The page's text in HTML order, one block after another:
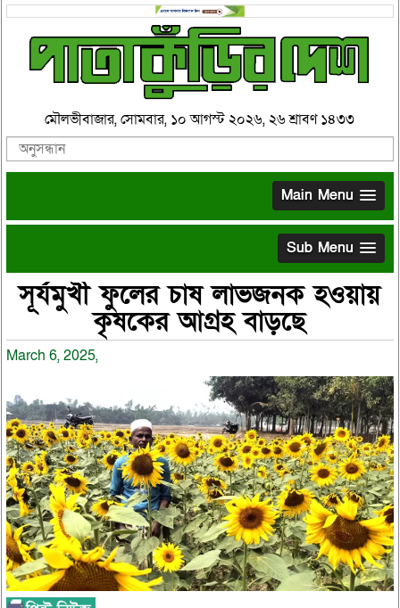
মৌলভীবাজার, সোমবার, ১০ আগস্ট ২০২৬, ২৬ শ্রাবণ ১৪৩৩
Main Menu
Sub Menu
সূর্যমুখী ফুলের চাষ লাভজনক হওয়ায়
কৃষকের আগ্রহ বাড়ছে
March 6, 2025,